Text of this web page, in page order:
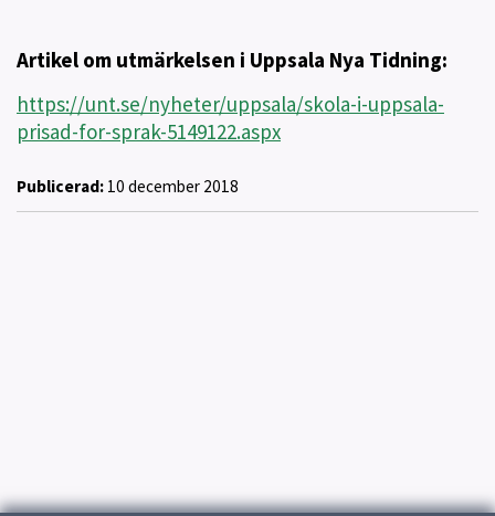
Artikel om utmärkelsen i Uppsala Nya Tidning:
https://unt.se/nyheter/uppsala/skola-i-uppsala-
prisad-for-sprak-5149122.aspx
Publicerad: 10 december 2018